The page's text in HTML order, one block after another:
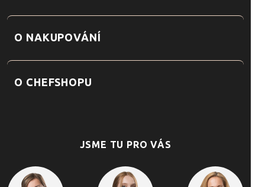
O NAKUPOVÁNÍ
O CHEFSHOPU
JSME TU PRO VÁS